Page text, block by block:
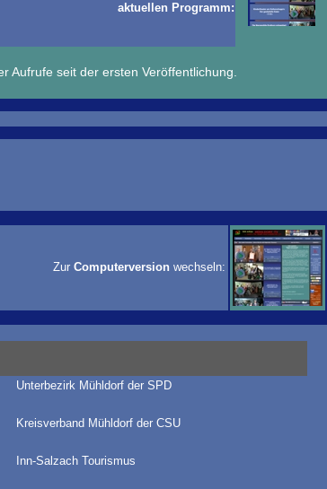
aktuellen Programm:
Aufrufe seit der ersten Veröffentlichung.
Zur Computerversion wechseln:
Unterbezirk Mühldorf der SPD
Kreisverband Mühldorf der CSU
Inn-Salzach Tourismus